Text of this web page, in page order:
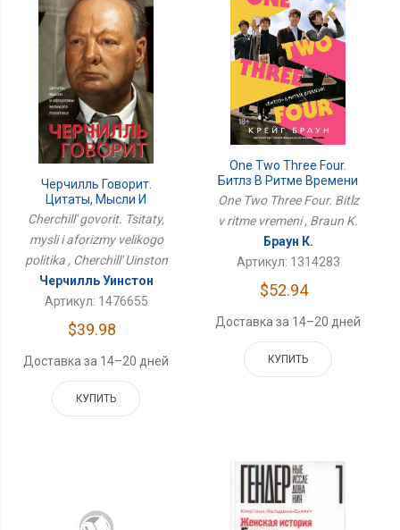
Черчилль Говорит.
Цитаты, Мысли И
Афоризмы Великого
Политика
Cherchill' govorit. Tsitaty,
mysli i aforizmy velikogo
politika , Cherchill' Uinston
Черчилль Уинстон
Артикул: 1476655
$39.98
Доставка за 14–20 дней
КУПИТЬ
One Two Three Four.
Битлз В Ритме Времени
One Two Three Four. Bitlz
v ritme vremeni , Braun K.
Браун К.
Артикул: 1314283
$52.94
Доставка за 14–20 дней
КУПИТЬ